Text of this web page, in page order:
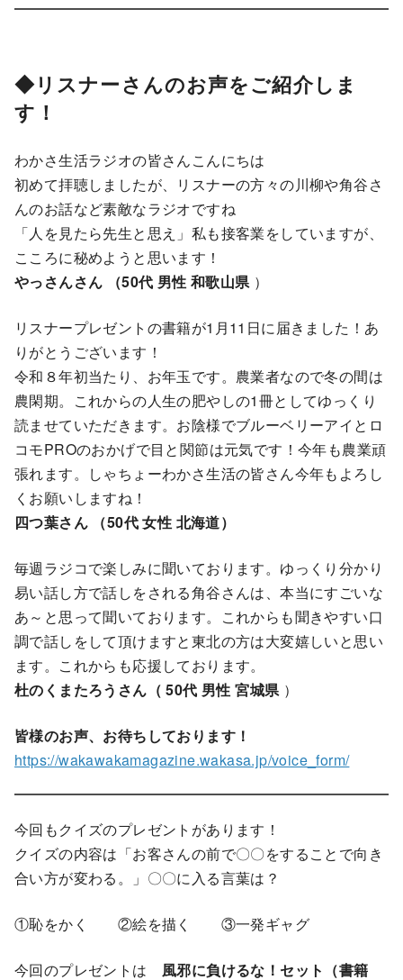
◆リスナーさんのお声をご紹介しま
す！
わかさ生活ラジオの皆さんこんにちは
初めて拝聴しましたが、リスナーの方々の川柳や角谷さ
んのお話など素敵なラジオですね
「人を見たら先生と思え」私も接客業をしていますが、
こころに秘めようと思います！
やっさんさん （50代 男性 和歌山県 ）
リスナープレゼントの書籍が1月11日に届きました！あ
りがとうございます！
令和８年初当たり、お年玉です。農業者なので冬の間は
農閑期。これからの人生の肥やしの1冊としてゆっくり
読ませていただきます。お陰様でブルーベリーアイとロ
コモPROのおかげで目と関節は元気です！今年も農業頑
張れます。しゃちょーわかさ生活の皆さん今年もよろし
くお願いしますね！
四つ葉さん （50代 女性 北海道）
毎週ラジコで楽しみに聞いております。ゆっくり分かり
易い話し方で話しをされる角谷さんは、本当にすごいな
あ～と思って聞いております。これからも聞きやすい口
調で話しをして頂けますと東北の方は大変嬉しいと思い
ます。これからも応援しております。
杜のくまたろうさん（ 50代 男性 宮城県）
皆様のお声、お待ちしております！
https://wakawakamagazine.wakasa.jp/voice_form/
今回もクイズのプレゼントがあります！
クイズの内容は「お客さんの前で〇〇をすることで向き
合い方が変わる。」〇〇に入る言葉は？
①恥をかく ②絵を描く ③一発ギャグ
今回のプレゼントは 風邪に負けるな！セット（書籍